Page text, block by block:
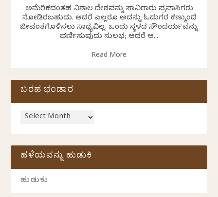
ಅಮೆರಿಕದಂತಹ ವಿಶಾಲ ದೇಶವನ್ನು ಸಾವಿರಾರು ಪ್ರವಾಸಿಗರು
ನೋಡಿರಬಹುದು. ಆದರೆ ಎಲ್ಲರೂ ಅದನ್ನು ಓದುಗರ ಕಣ್ಮುಂದೆ
ಜೀವಂತಗೊಳಿಸಲು ಸಾಧ್ಯವಿಲ್ಲ. ಒಂದು ಸ್ಥಳದ ಸೌಂದರ್ಯವನ್ನು
ವರ್ಣಿಸುವುದು ಸುಲಭ; ಆದರೆ ಆ...
Read More
ಬರಹ ಭಂಡಾರ
ಹಳೆಯವನ್ನು ಹುಡುಕಿ